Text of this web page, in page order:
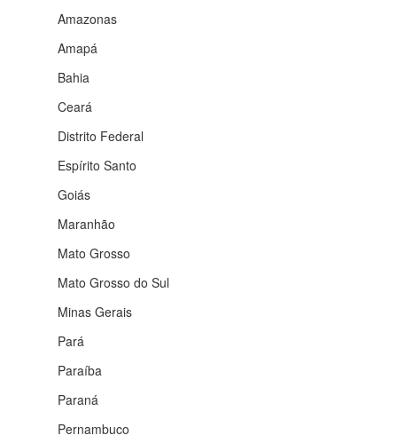
Amazonas
Amapá
Bahia
Ceará
Distrito Federal
Espírito Santo
Goiás
Maranhão
Mato Grosso
Mato Grosso do Sul
Minas Gerais
Pará
Paraíba
Paraná
Pernambuco